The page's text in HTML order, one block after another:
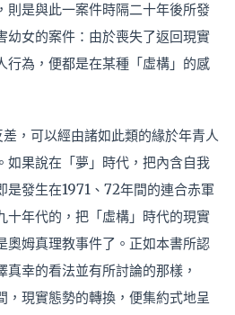
則是與此一案件時隔二十年後所發
幼女的案件：由於喪失了返回現實
行為，便都是在某種「虛構」的感
，可以經由諸如此類的緣於年青人
如果說在「夢」時代，把內含自我
是發生在1971、72年間的連合赤軍
十年代的，把「虛構」時代的現實
奧姆真理教事件了。正如本書所認
幸的看法並有所討論的那樣，
，現實態勢的轉換，便集約式地呈